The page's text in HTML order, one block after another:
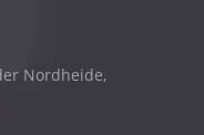
Nordheide,